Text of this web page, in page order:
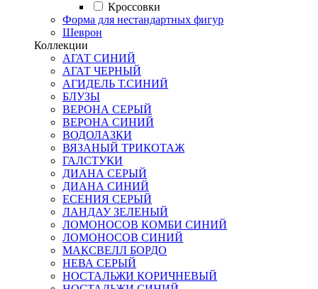
Кроссовки
Форма для нестандартных фигур
Шеврон
Коллекции
АГАТ СИНИЙ
АГАТ ЧЕРНЫЙ
АГИДЕЛЬ Т.СИНИЙ
БЛУЗЫ
ВЕРОНА СЕРЫЙ
ВЕРОНА СИНИЙ
ВОДОЛАЗКИ
ВЯЗАНЫЙ ТРИКОТАЖ
ГАЛСТУКИ
ДИАНА СЕРЫЙ
ДИАНА СИНИЙ
ЕСЕНИЯ СЕРЫЙ
ЛАНДАУ ЗЕЛЕНЫЙ
ЛОМОНОСОВ КОМБИ СИНИЙ
ЛОМОНОСОВ СИНИЙ
МАКСВЕЛЛ БОРДО
НЕВА СЕРЫЙ
НОСТАЛЬЖИ КОРИЧНЕВЫЙ